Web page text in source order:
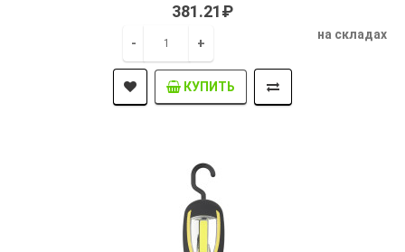
381.21₽
- +
на складах
КУПИТЬ